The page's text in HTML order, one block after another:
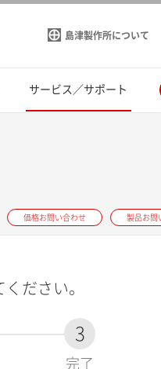
島津製作所について
サービス／サポート
価格お問い合わせ 製品お問
ださい。
3
完了